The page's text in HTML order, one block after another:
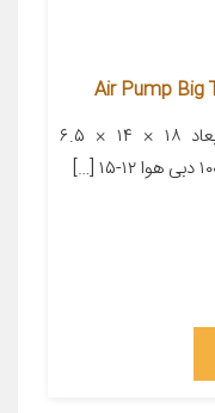
معرفی محصول جزئیات محصول ابعاد ۱۸ × ۱۴ × ۶.۵